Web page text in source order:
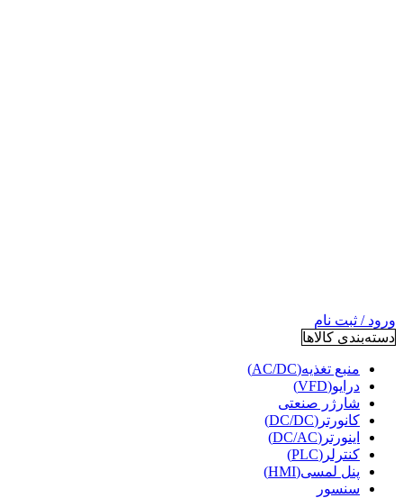
ورود / ثبت نام
دسته‌بندی کالاها
منبع تغذیه(AC/DC)
درایو(VFD)
شارژر صنعتی
کانورتر(DC/DC)
اینورتر(DC/AC)
کنترلر(PLC)
پنل لمسی(HMI)
سنسور